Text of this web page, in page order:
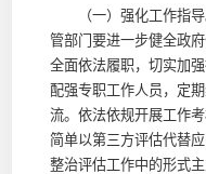
（一）强化工作指导
管部门要进一步健全政
全面依法履职，切实加
配强专职工作人员，定
流。依法依规开展工作
简单以第三方评估代替
整治评估工作中的形式